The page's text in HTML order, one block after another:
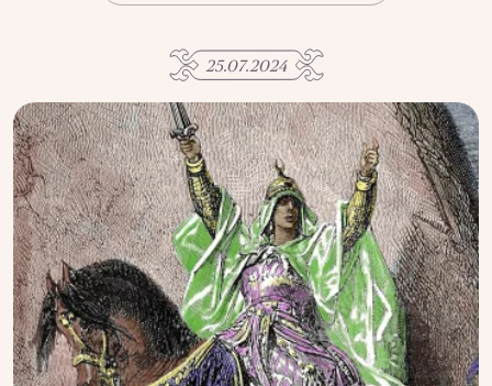
ҚҰПИЯЛЫЛЫҚ САЯСАТЫ
QALAM ЖОБАСЫ ТУРАЛЫ
QALAM-ДАҒЫ ЖАРНАМА
БІЗДІҢ АВТОРЛАР
25.07.2024